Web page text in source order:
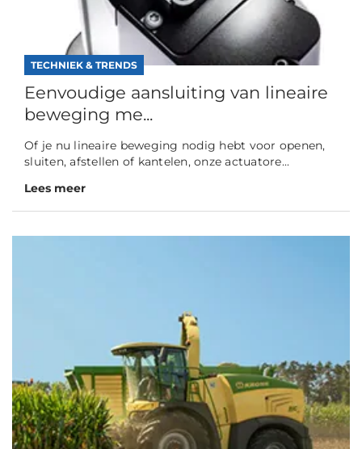
TECHNIEK & TRENDS
Eenvoudige aansluiting van lineaire
beweging me...
Of je nu lineaire beweging nodig hebt voor openen,
sluiten, afstellen of kantelen, onze actuatore...
Lees meer